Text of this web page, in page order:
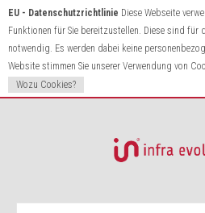
EU - Datenschutzrichtlinie Diese Webseite
Funktionen für Sie bereitzustellen. Diese sind für
notwendig. Es werden dabei keine
Website stimmen Sie unserer Verwendung von
Wozu Cookies?